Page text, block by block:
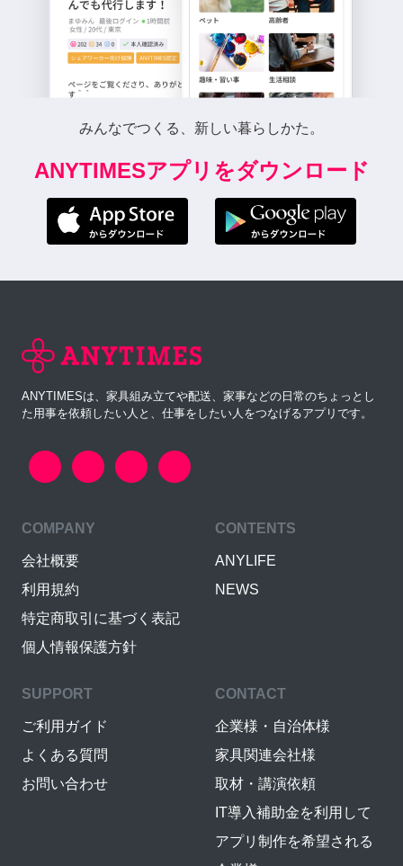
みんなでつくる、新しい暮らしかた。
ANYTIMESアプリをダウンロード
ANYTIMESは、家具組み立てや配送、家事などの日常のちょっとし
た用事を依頼したい人と、仕事をしたい人をつなげるアプリです。
COMPANY
会社概要
利用規約
特定商取引に基づく表記
個人情報保護方針
CONTENTS
ANYLIFE
NEWS
SUPPORT
ご利用ガイド
よくある質問
お問い合わせ
CONTACT
企業様・自治体様
家具関連会社様
取材・講演依頼
IT導入補助金を利用して
アプリ制作を希望される